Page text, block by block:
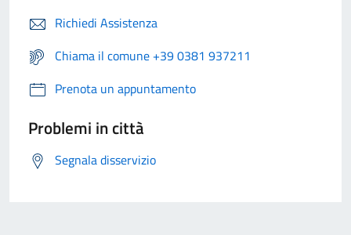
Richiedi Assistenza
Chiama il comune +39 0381 937211
Prenota un appuntamento
Problemi in città
Segnala disservizio